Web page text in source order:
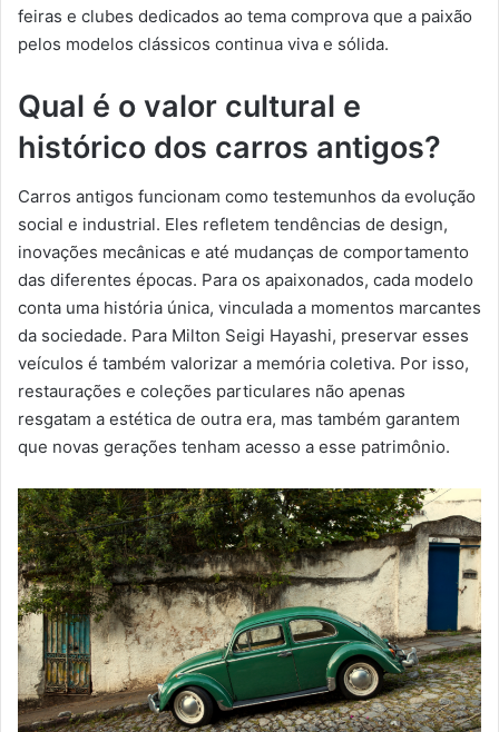
feiras e clubes dedicados ao tema comprova que a paixão
pelos modelos clássicos continua viva e sólida.
Qual é o valor cultural e
histórico dos carros antigos?
Carros antigos funcionam como testemunhos da evolução
social e industrial. Eles refletem tendências de design,
inovações mecânicas e até mudanças de comportamento
das diferentes épocas. Para os apaixonados, cada modelo
conta uma história única, vinculada a momentos marcantes
da sociedade. Para Milton Seigi Hayashi, preservar esses
veículos é também valorizar a memória coletiva. Por isso,
restaurações e coleções particulares não apenas
resgatam a estética de outra era, mas também garantem
que novas gerações tenham acesso a esse patrimônio.